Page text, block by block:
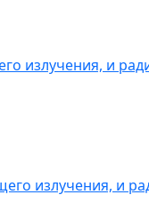
излучения, и
излучения, и